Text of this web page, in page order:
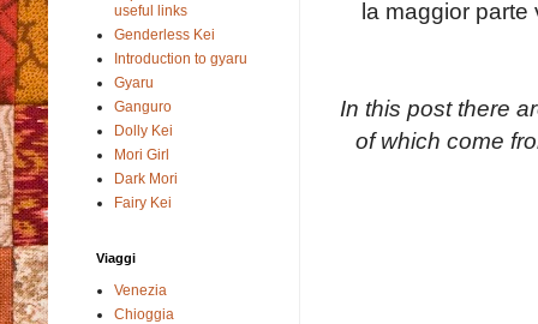
la maggior
In this post there
of which come
useful links
Genderless Kei
Introduction to gyaru
Gyaru
Ganguro
Dolly Kei
Mori Girl
Dark Mori
Fairy Kei
Viaggi
Venezia
Chioggia